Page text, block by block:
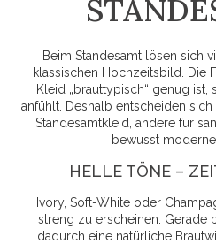
Beim Standesamt lösen sich
klassischen Hochzeitsbild. Die
Kleid „brauttypisch“ genug
anfühlt. Deshalb entscheiden
Standesamtkleid, andere für
bewusst
HELLE TÖNE –
Ivory, Soft-White oder
streng zu erscheinen. Gerade
dadurch eine natürliche